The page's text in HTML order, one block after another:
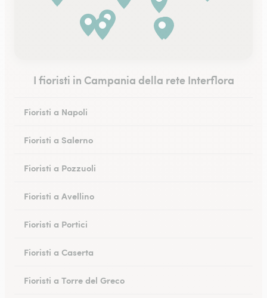
I fioristi in Campania della rete Interflora
Fioristi a Napoli
Fioristi a Salerno
Fioristi a Pozzuoli
Fioristi a Avellino
Fioristi a Portici
Fioristi a Caserta
Fioristi a Torre del Greco